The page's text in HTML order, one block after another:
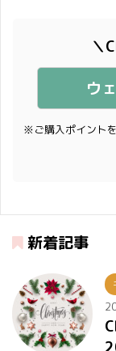
＼
ウ
※ご購入ポイント
新着記事